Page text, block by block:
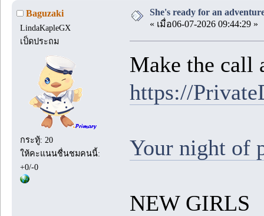
Baguzaki
LindaKapleGX
เป็ดประถม
กระทู้: 20
ให้คะแนนชื่นชมคนนี้:
+0/-0
She's ready for an
« เมื่อ06-07-2026 09:44:29 »
Make the call
https://
Your night of
NEW GIRLS